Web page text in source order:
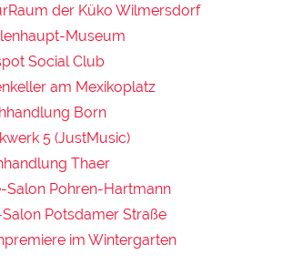
der Küko Wilmersdorf
Museum
Social Club
am Mexikoplatz
Born
5 (JustMusic)
Thaer
Salon Pohren-Hartmann
Potsdamer Straße
im Wintergarten